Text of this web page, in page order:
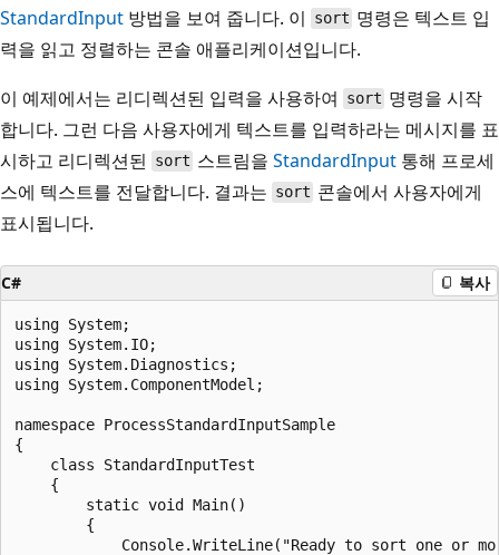
StandardInput 방법을 보여 줍니다. 이 sort 명령은 텍스트 입
력을 읽고 정렬하는 콘솔 애플리케이션입니다.
이 예제에서는 리디렉션된 입력을 사용하여
sort 명령을 시작
합니다. 그런 다음 사용자에게 텍스트를 입력하라는 메시지를 표
시하고 리디렉션된
sort 스트림을StandardInput 통해 프로세
스에 텍스트를 전달합니다. 결과는 sort 콘솔에서 사용자에게
표시됩니다.
C# 복사
using System;
using System.IO;
using System.Diagnostics;
using System.ComponentModel;
namespace ProcessStandardInputSample
{
    class StandardInputTest
    {
        static void Main()
        {
Console.WriteLine("Ready to sort one or